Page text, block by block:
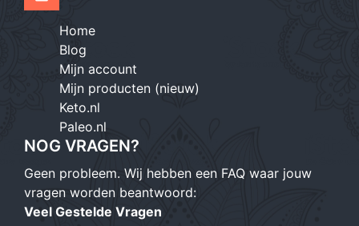
Home
Blog
Mijn account
Mijn producten (nieuw)
Keto.nl
Paleo.nl
NOG VRAGEN?
Geen probleem. Wij hebben een FAQ waar jouw
vragen worden beantwoord:
Veel Gestelde Vragen